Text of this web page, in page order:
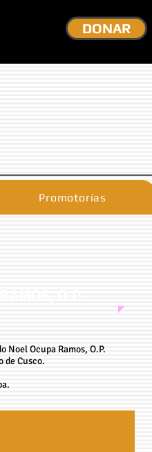
DONAR
Promotorías
Noel Ocupa Ramos, O.P.
de Cusco.